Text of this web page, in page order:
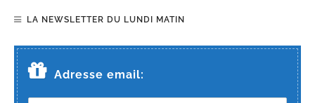
LA NEWSLETTER DU LUNDI MATIN
Adresse email: